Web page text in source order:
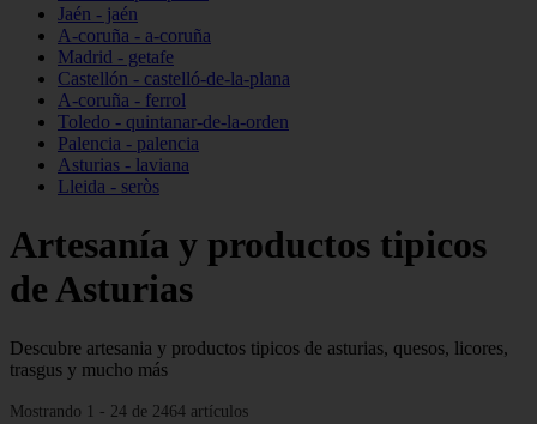
Jaén - jaén
A-coruña - a-coruña
Madrid - getafe
Castellón - castelló-de-la-plana
A-coruña - ferrol
Toledo - quintanar-de-la-orden
Palencia - palencia
Asturias - laviana
Lleida - seròs
Artesanía y productos tipicos
de Asturias
Descubre artesania y productos tipicos de asturias, quesos, licores,
trasgus y mucho más
Mostrando 1 - 24 de 2464 artículos